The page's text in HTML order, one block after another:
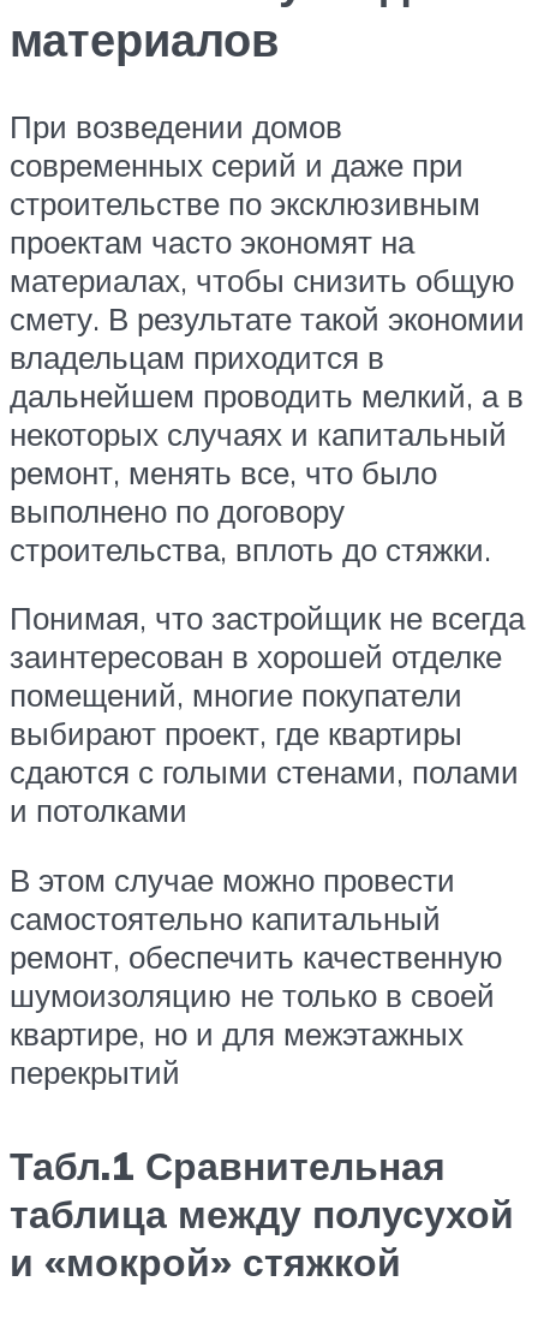
материалов
При возведении домов
современных серий и даже при
строительстве по эксклюзивным
проектам часто экономят на
материалах, чтобы снизить общую
смету. В результате такой экономии
владельцам приходится в
дальнейшем проводить мелкий, а в
некоторых случаях и капитальный
ремонт, менять все, что было
выполнено по договору
строительства, вплоть до стяжки.
Понимая, что застройщик не всегда
заинтересован в хорошей отделке
помещений, многие покупатели
выбирают проект, где квартиры
сдаются с голыми стенами, полами
и потолками
В этом случае можно провести
самостоятельно капитальный
ремонт, обеспечить качественную
шумоизоляцию не только в своей
квартире, но и для межэтажных
перекрытий
Табл.1 Сравнительная
таблица между полусухой
и «мокрой» стяжкой